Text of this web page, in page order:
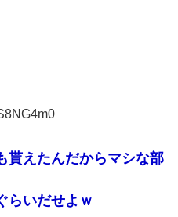
貰えたんだからマシな部
らいだせよｗ